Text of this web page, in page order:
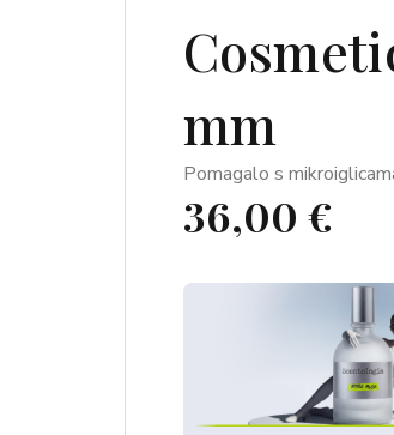
mm
Pomagalo s
36,00 €